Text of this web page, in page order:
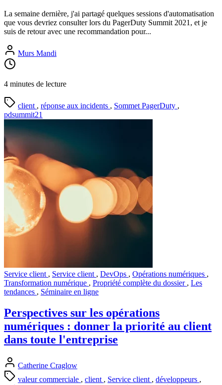
La semaine dernière, j'ai partagé quelques sessions d'automatisation
que vous devriez consulter lors du PagerDuty Summit 2021, et je
suis de retour avec une recommandation pour...
Murs Mandi
4 minutes de lecture
client , réponse aux incidents , Sommet PagerDuty ,
pdsummit21
Service client , Service client , DevOps , Opérations numériques ,
Transformation numérique , Propriété complète du dossier , Les
tendances , Séminaire en ligne
Perspectives sur les opérations
numériques : donner la priorité au client
dans toute l'entreprise
Catherine Craglow
valeur commerciale , client , Service client , développeurs ,